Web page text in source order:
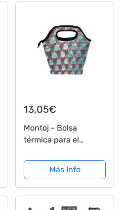
13,05€
Montoj - Bolsa
térmica para el
los Beatles
Más Info